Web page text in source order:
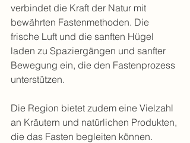
verbindet die Kraft der Natur mit
bewährten Fastenmethoden. Die
frische Luft und die sanften Hügel
laden zu Spaziergängen und sanfter
Bewegung ein, die den Fastenprozess
unterstützen.
Die Region bietet zudem eine Vielzahl
an Kräutern und natürlichen Produkten,
die das Fasten begleiten können.